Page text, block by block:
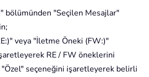
bölümünden "Seçilen Mesajlar"
veya "İletme Öneki (FW:)"
RE / FW öneklerini
"Özel" seçeneğini işaretleyerek belirli